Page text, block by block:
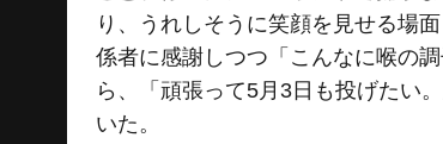
り、うれしそうに笑顔を見せる場
係者に感謝しつつ「こんなに喉の
ら、「頑張って5月3日も投げたい
いた。